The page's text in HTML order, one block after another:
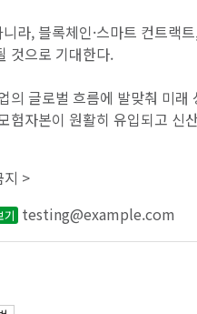
라, 블록체인·스마트 컨트랙
것으로 기대한다.
의 글로벌 흐름에 발맞춰 미
험자본이 원활히 유입되고 신
>
기 testing@example.com